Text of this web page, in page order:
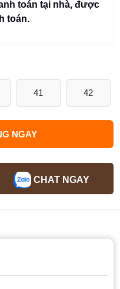
toán tại nhà, được
toán.
41 42
NGAY
CHAT NGAY